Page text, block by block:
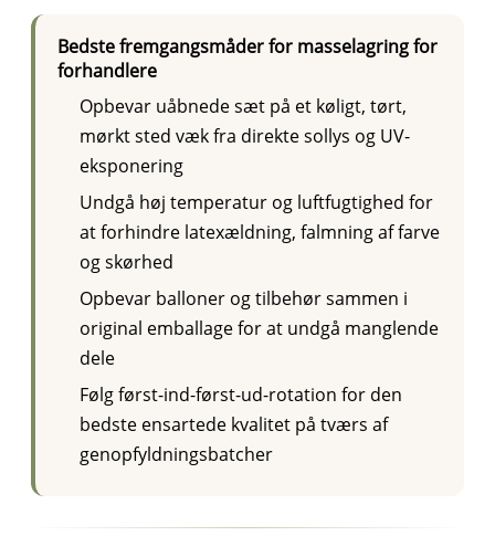
Bedste fremgangsmåder for masselagring for
forhandlere
Opbevar uåbnede sæt på et køligt, tørt,
mørkt sted væk fra direkte sollys og UV-
eksponering
Undgå høj temperatur og luftfugtighed for
at forhindre latexældning, falmning af farve
og skørhed
Opbevar balloner og tilbehør sammen i
original emballage for at undgå manglende
dele
Følg først-ind-først-ud-rotation for den
bedste ensartede kvalitet på tværs af
genopfyldningsbatcher